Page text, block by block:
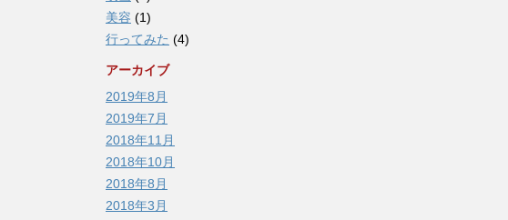
美容 (1)
行ってみた (4)
アーカイブ
2019年8月
2019年7月
2018年11月
2018年10月
2018年8月
2018年3月